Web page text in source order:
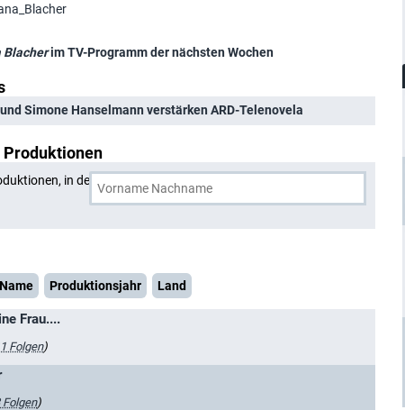
Blacherim TV-Programm der nächsten Wochen
Simone Hanselmann verstärken ARD-Telenovela
Produktionen
in denen Tatjana Blacher
Produktionsjahr Land
Frau....
Folgen)
Folgen)